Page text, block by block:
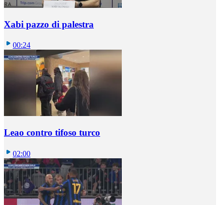
Xabi pazzo di palestra
00:24
Leao contro tifoso turco
02:00